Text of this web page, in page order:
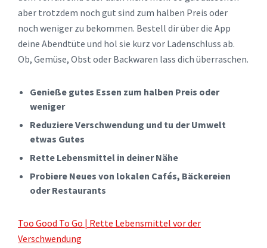
aber trotzdem noch gut sind zum halben Preis oder
noch weniger zu bekommen. Bestell dir über die App
deine Abendtüte und hol sie kurz vor Ladenschluss ab.
Ob, Gemüse, Obst oder Backwaren lass dich überraschen.
Genieße gutes Essen zum halben Preis oder
weniger
Reduziere Verschwendung und tu der Umwelt
etwas Gutes
Rette Lebensmittel in deiner Nähe
Probiere Neues von lokalen Cafés, Bäckereien
oder Restaurants
Too Good To Go | Rette Lebensmittel vor der
Verschwendung